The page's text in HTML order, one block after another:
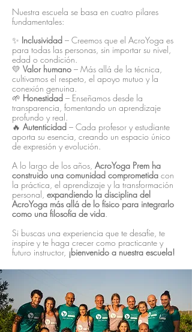
Nuestra escuela se basa en cuatro pilares
fundamentales:
✨ Inclusividad – Creemos que el AcroYoga es
para todas las personas, sin importar su nivel,
edad o condición.
💛 Valor humano – Más allá de la técnica,
cultivamos el respeto, el apoyo mutuo y la
conexión genuina.
🌱 Honestidad – Enseñamos desde la
transparencia, fomentando un aprendizaje
profundo y real.
🔥 Autenticidad – Cada profesor y estudiante
aporta su esencia, creando un espacio único
de expresión y evolución.
A lo largo de los años, AcroYoga Prem ha
construido una comunidad comprometida con
la práctica, el aprendizaje y la transformación
personal, expandiendo la disciplina del
AcroYoga más allá de lo físico para integrarlo
como una filosofía de vida.
Si buscas una experiencia que te desafíe, te
inspire y te haga crecer como practicante y
futuro instructor, ¡bienvenido a nuestra escuela!